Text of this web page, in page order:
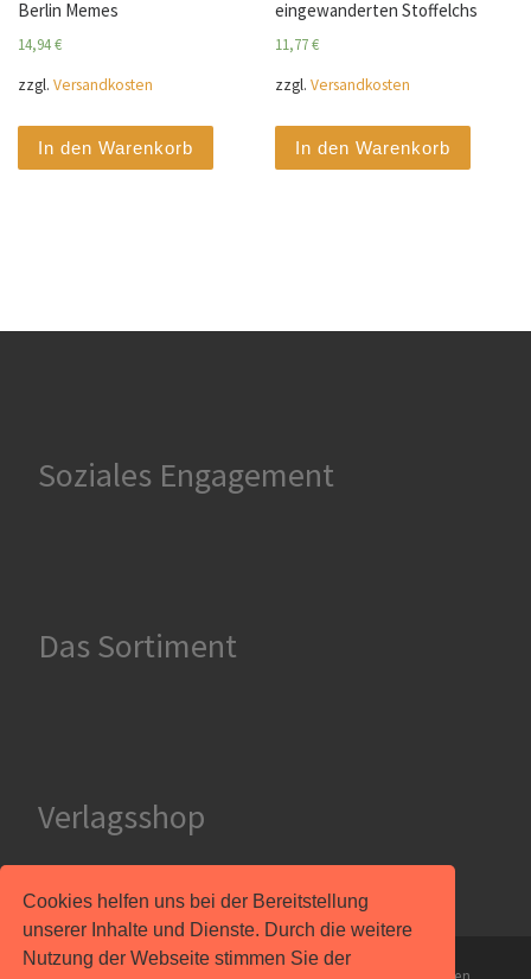
Cookies helfen uns bei der Bereitstellung
unserer Inhalte und Dienste. Durch die weitere
Nutzung der Webseite stimmen Sie der
Berlin Memes
14,94€
zzgl. Versandkosten
In den Warenkorb
eingewanderten Stoffelchs
11,77€
zzgl.Versandkosten
In den Warenkorb
Soziales Engagement
Das Sortiment
Verlagsshop